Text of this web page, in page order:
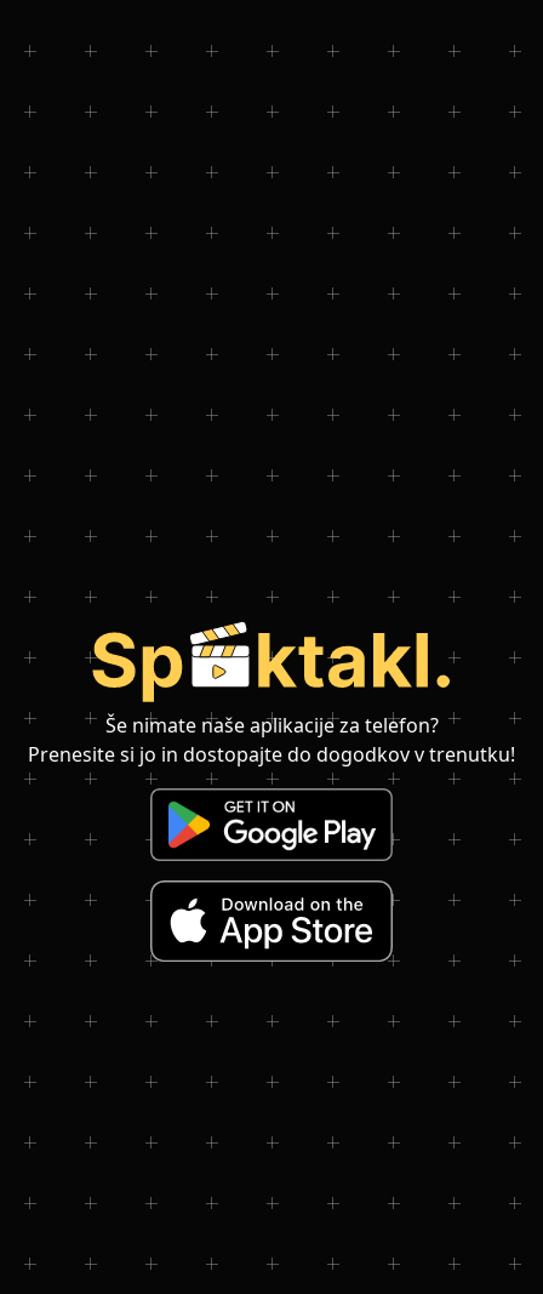
Še nimate naše aplikacije za telefon?
Prenesite si jo in dostopajte do dogodkov v trenutku!